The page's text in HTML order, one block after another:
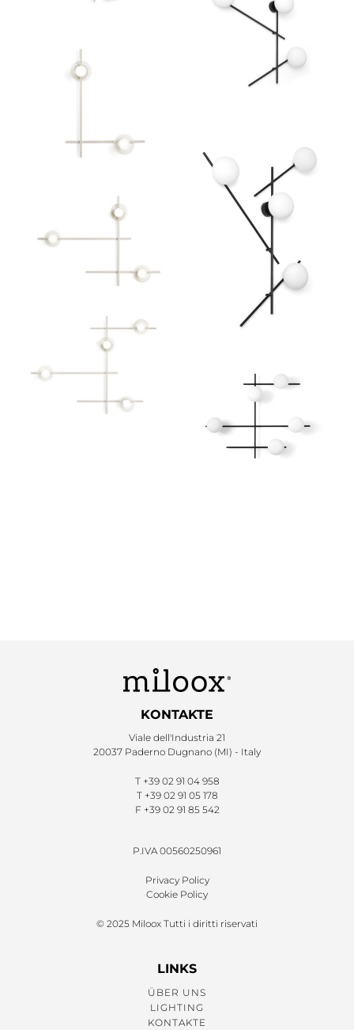
KONTAKTE
Viale dell'Industria 21
20037 Paderno Dugnano (MI) - Italy
T +39 02 91 04 958
T +39 02 91 05 178
F +39 02 91 85 542
P.IVA 00560250961
Privacy Policy
Cookie Policy
© 2025 Miloox Tutti i diritti riservati
LINKS
ÜBER UNS
LIGHTING
KONTAKTE